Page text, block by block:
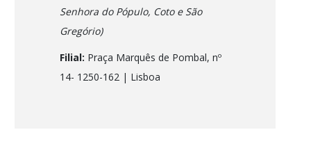
Senhora do Pópulo, Coto e São
Gregório)
Filial: Praça Marquês de Pombal, nº
14- 1250-162 | Lisboa